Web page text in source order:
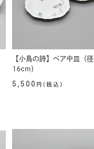
【小鳥の詩】ペア中皿（径
16cm）
5,500 円(税込)